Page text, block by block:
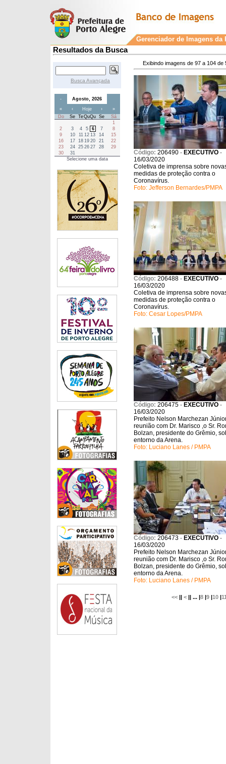
Gerenciador de Imagens da
Resultados da Busca
Exibindo imagens de 97 a 104 de
Código: 206490 - EXECUTIVO -
16/03/2020
Coletiva de imprensa sobre
medidas de proteção contra o
Coronavírus.
Foto: Jefferson Bernardes/PMPA
Código: 206488 - EXECUTIVO -
16/03/2020
Coletiva de imprensa sobre
medidas de proteção contra o
Coronavírus.
Foto: Cesar Lopes/PMPA
Código: 206475 - EXECUTIVO -
16/03/2020
Prefeito Nelson Marchezan
reunião com Dr. Marisco ,o Sr.
Bolzan, presidente do Grêmio,
entorno da Arena.
Foto: Luciano Lanes / PMPA
Código: 206473 - EXECUTIVO -
16/03/2020
Prefeito Nelson Marchezan
reunião com Dr. Marisco ,o Sr.
Bolzan, presidente do Grêmio,
entorno da Arena.
Foto: Luciano Lanes / PMPA
<<|| <|| ... |8|9|10|
Busca Avançada
-
Agosto, 2026
«
‹ Hoje ›
»
Do
Se TeQuQu Se
Sá
1
2
3 4 5 6 7
8
9
10 11 12 13 14
15
16
17 18 19 20 21
22
23
24 25 26 27 28
29
30
31
Selecione uma data